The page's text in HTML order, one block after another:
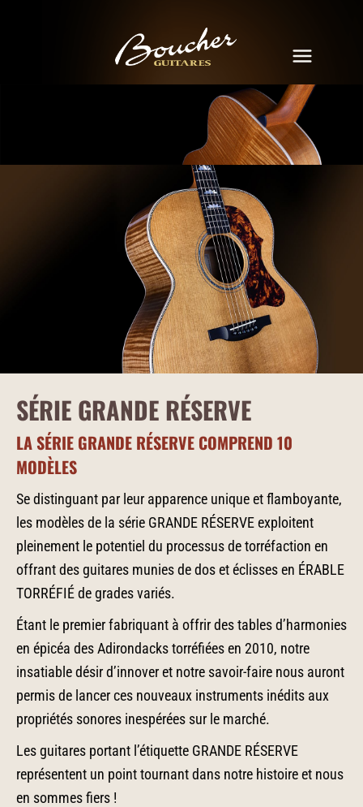
SÉRIE GRANDE RÉSERVE
LA SÉRIE GRANDE RÉSERVE COMPREND 10
MODÈLES
Se distinguant par leur apparence unique et flamboyante,
les modèles de la série GRANDE RÉSERVE exploitent
pleinement le potentiel du processus de torréfaction en
offrant des guitares munies de dos et éclisses en ÉRABLE
TORRÉFIÉ de grades variés.
Étant le premier fabriquant à offrir des tables d’harmonies
en épicéa des Adirondacks torréfiées en 2010, notre
insatiable désir d’innover et notre savoir-faire nous auront
permis de lancer ces nouveaux instruments inédits aux
propriétés sonores inespérées sur le marché.
Les guitares portant l’étiquette GRANDE RÉSERVE
représentent un point tournant dans notre histoire et nous
en sommes fiers !